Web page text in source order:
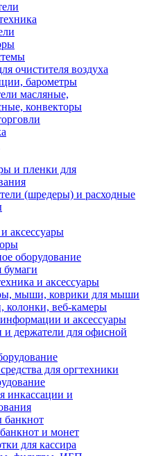
очистителя воздуха
барометры
масляные,
конвекторы
и пленки для
(шредеры) и расходные
аксессуары
оборудование
бумаги
и аксессуары
мыши, коврики для мыши
колонки, веб-камеры
и аксессуары
и держатели для офисной
для оргтехники
инкассации и
банкнот
и монет
для кассира